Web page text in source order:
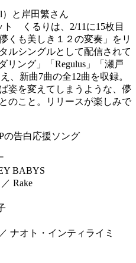
）と岸田繁さん
ト くるりは、2/11に15枚目
くも美しき１２の変奏」をリ
ルシングルとして配信されて
リング」「Regulus」「瀬戸
、新曲7曲の全12曲を収録。
姿を変えてしまうような、儚
のこと。リリースが楽しみで
告白応援ソング
BABYS
Rake
ナオト・インティライミ